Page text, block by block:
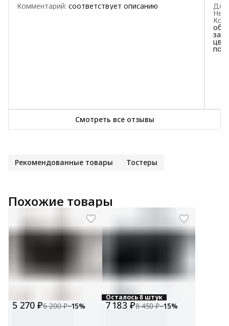
Комментарий: соответствует описанию
Смотреть все отзывы
Рекомендованные товары Тостеры
Похожие товары
5 270 ₽6 200 ₽−15%
Осталось 8 штук
7 183 ₽8 450 ₽−15%